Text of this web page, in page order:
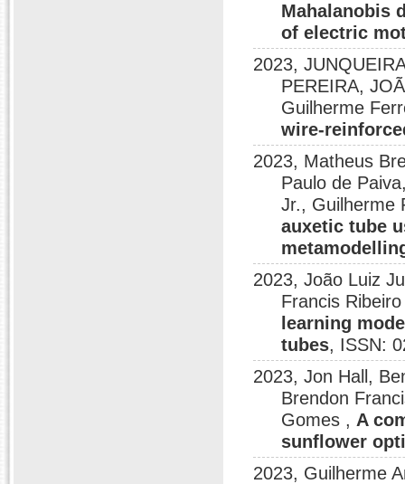
Mahalanobis
of electric
2023,
PEREIRA,
Guilherme
wire-
2023, Matheus
Paulo de
Jr., Guilherme
auxetic tube
2023, João Luiz
Francis
learning
tubes, ISSN:
2023, Jon Hall,
Brendon
Gomes , A
sunflower
2023, Guilherme